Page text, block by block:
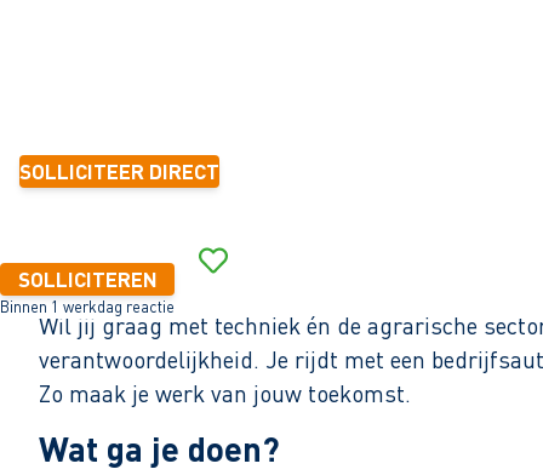
SOLLICITEER DIRECT
SOLLICITEREN
Binnen 1 werkdag reactie
Wil jij graag met techniek én de agrarische
verantwoordelijkheid. Je rijdt met een
Zo maak je werk van jouw toekomst.
Wat ga je doen?